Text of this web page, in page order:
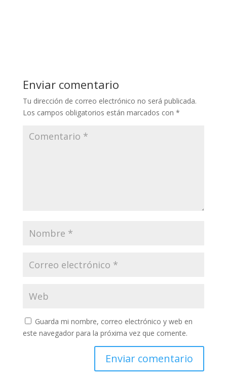
Enviar comentario
Tu dirección de correo electrónico no será publicada.
Los campos obligatorios están marcados con *
Guarda mi nombre, correo electrónico y web en
este navegador para la próxima vez que comente.